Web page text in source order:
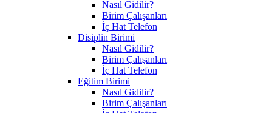
Nasıl Gidilir?
Birim Çalışanları
İç Hat Telefon
Disiplin Birimi
Nasıl Gidilir?
Birim Çalışanları
İç Hat Telefon
Eğitim Birimi
Nasıl Gidilir?
Birim Çalışanları